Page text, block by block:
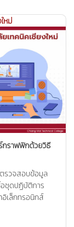
หม่
กราฟฟิกด้วยวิธี
รวจสอบข้อมูล
อชุดปฏิบัติการ
เล็กทรอนิกส์